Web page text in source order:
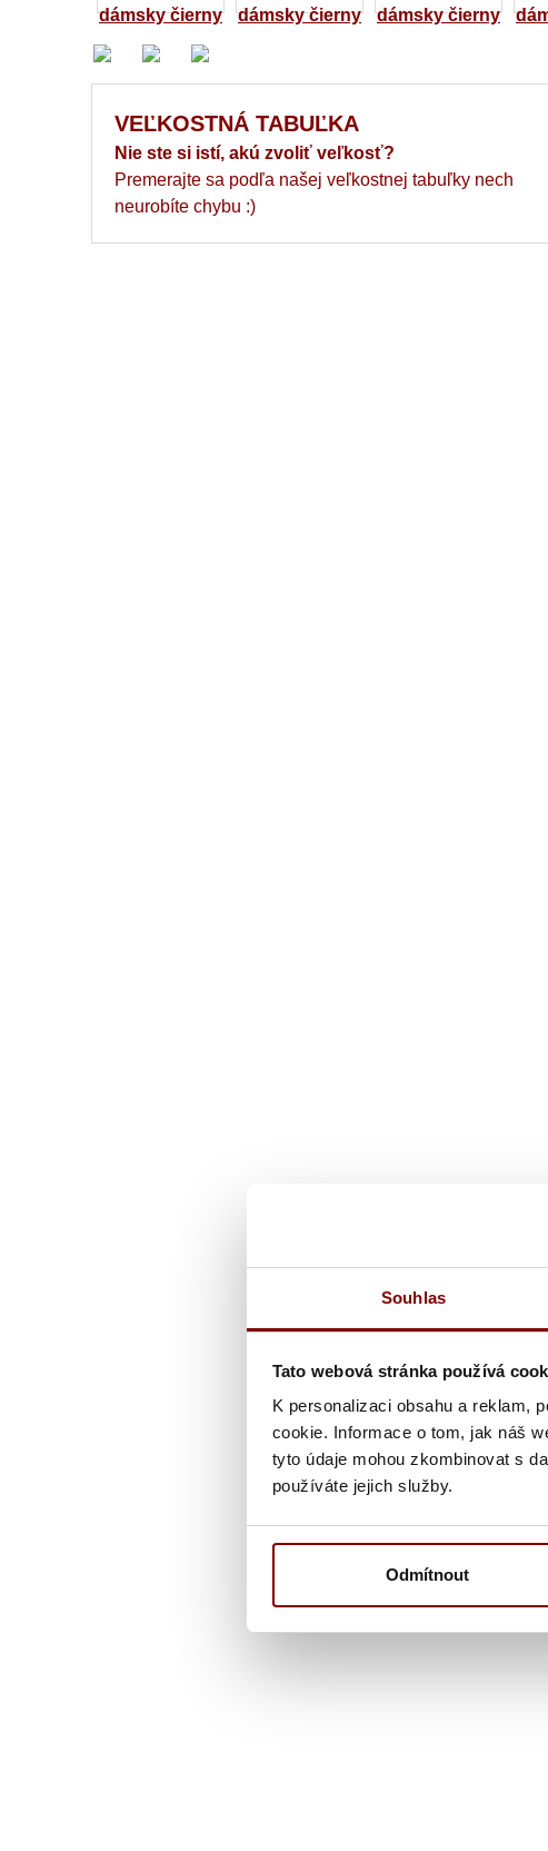
Souhlas
Tato webová stránka používá
K personalizaci obsahu a reklam,
cookie. Informace o tom, jak náš
tyto údaje mohou zkombinovat s
používáte jejich služby.
Odmítnout
VEĽKOSTNÁ TABUĽKA
Nie ste si istí, akú zvoliť veľkosť?
Premerajte sa podľa našej veľkostnej tabuľky nech
neurobíte chybu :)